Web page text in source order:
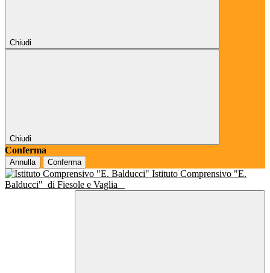
Chiudi
Chiudi
Conferma
Annulla Conferma
Istituto Comprensivo "E.
Balducci" di Fiesole e Vaglia